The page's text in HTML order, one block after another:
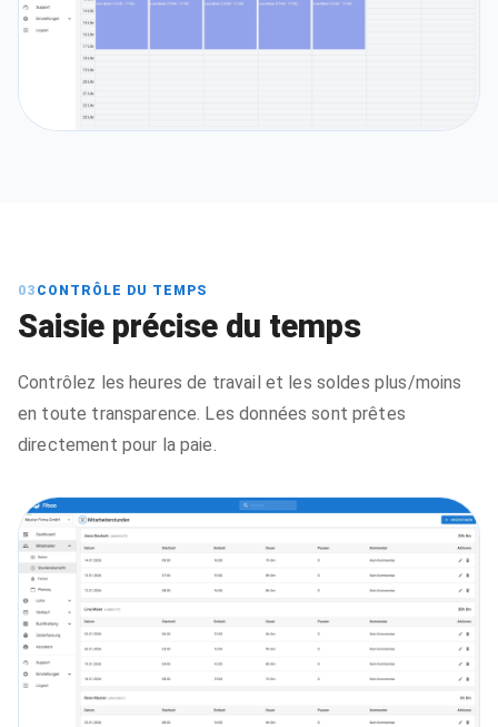
03 CONTRÔLE DU TEMPS
Saisie précise du temps
Contrôlez les heures de travail et les soldes plus/moins
en toute transparence. Les données sont prêtes
directement pour la paie.